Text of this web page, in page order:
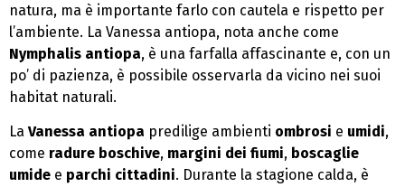
natura, ma è importante farlo con cautela e rispetto per
l’ambiente. La Vanessa antiopa, nota anche come
Nymphalis antiopa, è una farfalla affascinante e, con un
po’ di pazienza, è possibile osservarla da vicino nei suoi
habitat naturali.
La Vanessa antiopa predilige ambienti ombrosi e umidi,
come radure boschive, margini dei fiumi, boscaglie
umide e parchi cittadini. Durante la stagione calda, è